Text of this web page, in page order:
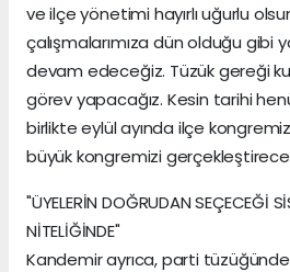
ve ilçe yönetimi hayırlı uğurlu
çalışmalarımıza dün olduğu gibi
devam edeceğiz. Tüzük gereği
görev yapacağız. Kesin tarihi
birlikte eylül ayında ilçe
büyük kongremizi
"ÜYELERİN DOĞRUDAN SEÇECEĞİ
NİTELİĞİNDE"
Kandemir ayrıca, parti